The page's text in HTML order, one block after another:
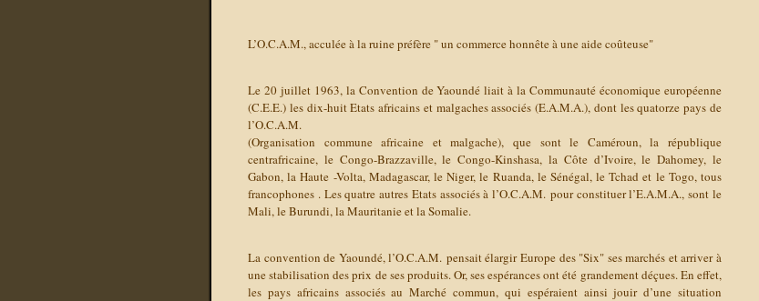
L’O.C.A.M., acculée à la ruine préfère " un commerce honnête à une aide coûteuse"
Le 20 juillet 1963, la Convention de Yaoundé liait à la Communauté économique européenne
(C.E.E.) les dix-huit Etats africains et malgaches associés (E.A.M.A.), dont les quatorze pays de
l’O.C.A.M.
(Organisation commune africaine et malgache), que sont le Caméroun, la république
centrafricaine, le Congo-Brazzaville, le Congo-Kinshasa, la Côte d’Ivoire, le Dahomey, le
Gabon, la Haute -Volta, Madagascar, le Niger, le Ruanda, le Sénégal, le Tchad et le Togo, tous
francophones . Les quatre autres Etats associés à l’O.C.A.M. pour constituer l’E.A.M.A., sont le
Mali, le Burundi, la Mauritanie et la Somalie.
La convention de Yaoundé, l’O.C.A.M. pensait élargirEurope des "Six" ses marchés et arriver à
une stabilisation des prix de ses produits. Or, ses espérances ont été grandement déçues. En effet,
les pays africains associés au Marché commun, qui espéraient ainsi jouir d’une situation